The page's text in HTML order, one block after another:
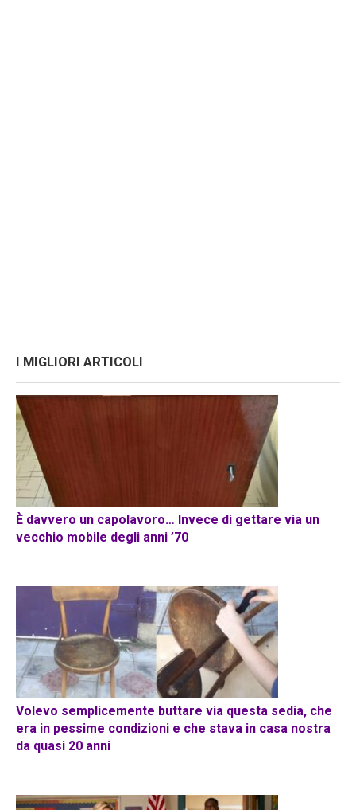
I MIGLIORI ARTICOLI
È davvero un capolavoro… Invece di gettare via un
vecchio mobile degli anni ’70
Volevo semplicemente buttare via questa sedia, che
era in pessime condizioni e che stava in casa nostra
da quasi 20 anni